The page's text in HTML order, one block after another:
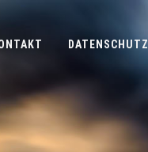
DATENSCHUTZ